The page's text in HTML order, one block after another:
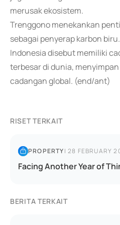
merusak ekosistem.
Trenggono menekankan
sebagai penyerap karbon biru.
Indonesia disebut memiliki
terbesar di dunia, menyimpan
cadangan global. (end/ant)
RISET TERKAIT
PROPERTY|28 FEBRUARY
Facing Another Year of
BERITA TERKAIT